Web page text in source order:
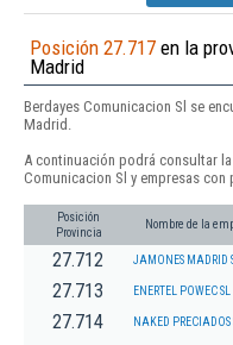
Posición 27.717 en la
Madrid
Berdayes Comunicacion Sl se
Madrid.
A continuación podrá consultar
Comunicacion Sl y empresas
Posición
Provincia
Nombre de la
27.712 JAMONES MADRID
27.713 ENERTEL POWEC SL
27.714 NAKED PRECIADOS